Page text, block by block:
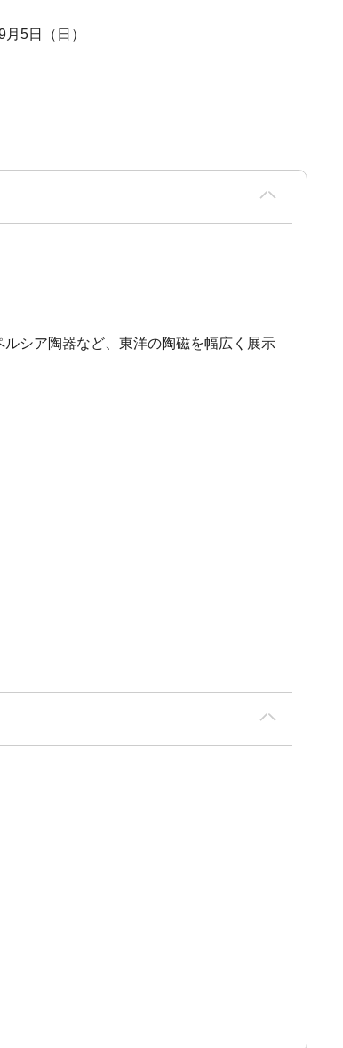
5日（日）
シア陶器など、東洋の陶磁を幅広く展示